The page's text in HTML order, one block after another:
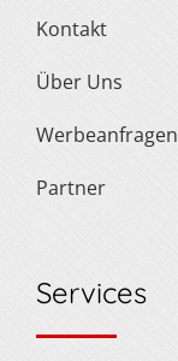
Kontakt
Über Uns
Werbeanfragen
Partner
Services